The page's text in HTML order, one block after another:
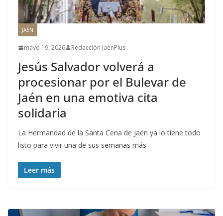
JAÉN
mayo 19, 2026 Redacción JaénPlus
Jesús Salvador volverá a
procesionar por el Bulevar de
Jaén en una emotiva cita
solidaria
La Hermandad de la Santa Cena de Jaén ya lo tiene todo
listo para vivir una de sus semanas más
Leer más